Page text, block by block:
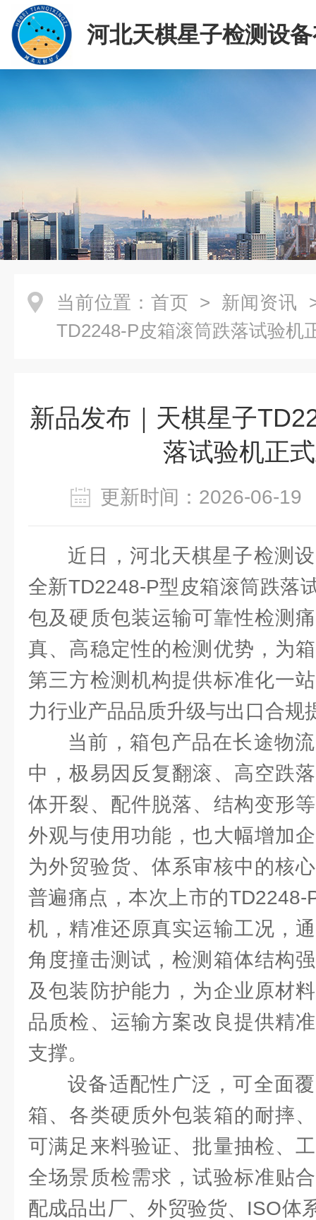
河北天棋星子检测设
司
当前位置： 首页 > 新闻资讯
TD2248-P皮箱滚筒跌落试验机
新品发布｜天棋星子
落试验机正
更新时间：2026-06-
近日，河北天棋星子检测
全新TD2248-P型皮箱滚筒跌落
包及硬质包装运输可靠性检测
真、高稳定性的检测优势，为
第三方检测机构提供标准化一
力行业产品品质升级与出口合规
当前，箱包产品在长途物
中，极易因反复翻滚、高空跌
体开裂、配件脱落、结构变形
外观与使用功能，也大幅增加
为外贸验货、体系审核中的核
普遍痛点，本次上市的TD2248-
机，精准还原真实运输工况，
角度撞击测试，检测箱体结构
及包装防护能力，为企业原材
品质检、运输方案改良提供精
支撑。
设备适配性广泛，可全面
箱、各类硬质外包装箱的耐摔
可满足来料验证、批量抽检、
全场景质检需求，试验标准贴
配成品出厂、外贸验货、ISO体